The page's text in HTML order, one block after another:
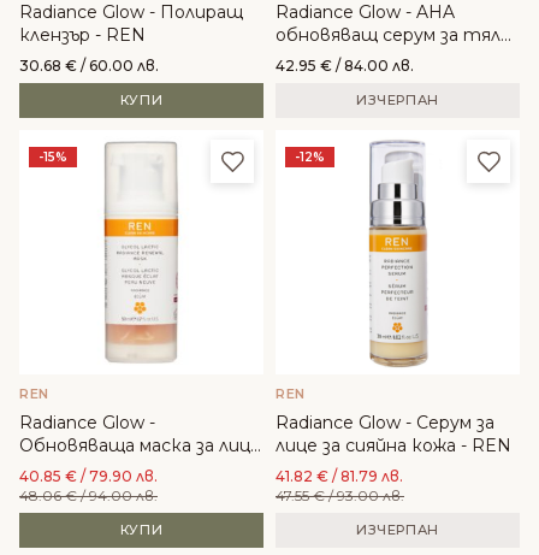
Radiance Glow - Полиращ
клензър - REN
30.68 € / 60.00 лв.
КУПИ
Radiance Glow - AHA
обновяващ серум за тяло
- REN
42.95 € / 84.00 лв.
ИЗЧЕРПАН
-15% Добави в любими
REN
Radiance Glow -
Обновяваща маска за лице
GlycolLactic - REN
40.85 € / 79.90 лв.
48.06€/ 94.00 лв.
КУПИ
-12%
REN
Radiance Glow - Серум за
лице за сияйна кожа - REN
41.82 € / 81.79 лв.
47.55€/ 93.00 лв.
ИЗЧЕРПАН